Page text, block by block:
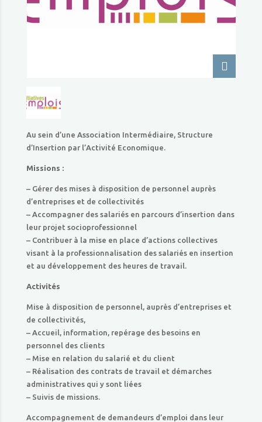
Au sein d’une Association Intermédiaire, Structure
d’Insertion par l’Activité Economique.
Missions :
– Gérer des mises à disposition de personnel auprès
d’entreprises et de collectivités
– Accompagner des salariés en parcours d’insertion dans
leur projet socioprofessionnel
– Contribuer à la mise en place d’actions collectives
visant à la professionnalisation des salariés en insertion
et au développement des heures de travail.
Activités
Mise à disposition de personnel, auprès d’entreprises et
de collectivités,
– Accueil, information, repérage des besoins en
personnel des clients
– Mise en relation du salarié et du client
– Réalisation des contrats de travail et démarches
administratives qui y sont liées
– Suivis de missions.
Accompagnement de demandeurs d’emploi dans leur